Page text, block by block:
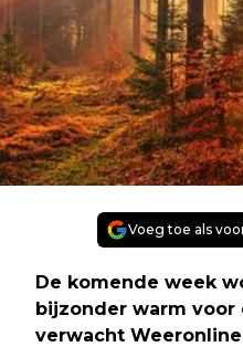
Voeg toe als
De komende week
bijzonder warm voor
verwacht